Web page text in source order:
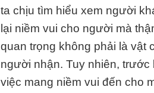
ta chịu tìm hiểu xem người
lại niềm vui cho người mà
quan trọng không phải là vật
người nhận. Tuy nhiên,
việc mang niềm vui đến cho